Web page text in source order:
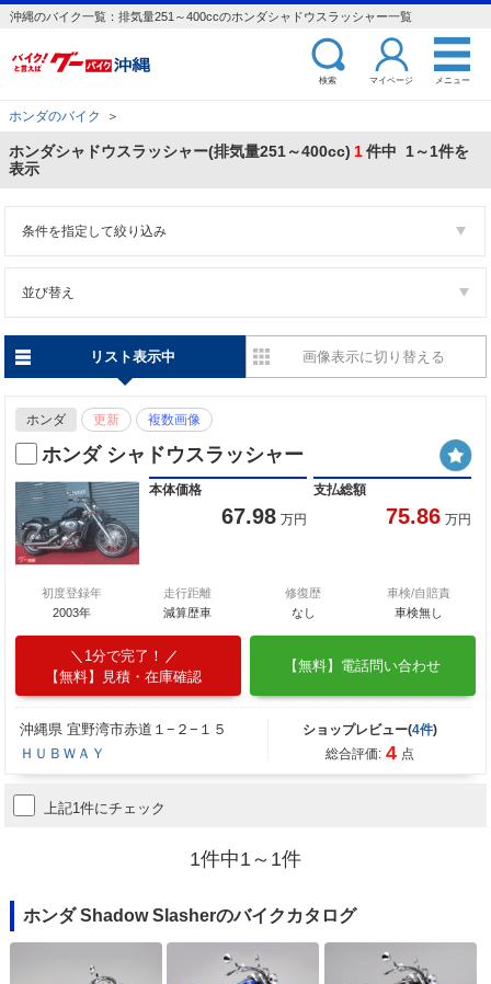
沖縄のバイク一覧：排気量251～400ccのホンダシャドウスラッシャー一覧
検索 マイページ メニュー
ホンダのバイク ＞
ホンダシャドウスラッシャー(排気量251～400cc) 1件中 1～1件を
表示
条件を指定して絞り込み
並び替え
リスト表示中 画像表示に切り替える
ホンダ 更新 複数画像
ホンダ シャドウスラッシャー
本体価格
67.98 万円
支払総額
75.86 万円
初度登録年
2003年
走行距離
減算歴車
修復歴
なし
車検/自賠責
車検無し
1分で完了！
【無料】見積・在庫確認
【無料】電話問い合わせ
沖縄県 宜野湾市赤道１−２−１５
ＨＵＢＷＡＹ
ショップレビュー(4件)
総合評価: 4 点
上記1件にチェック
1件中1～1件
ホンダ Shadow Slasherのバイクカタログ